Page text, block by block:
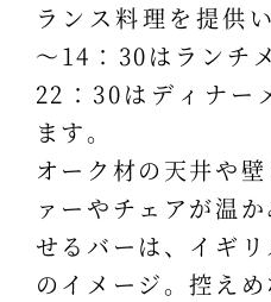
ランス料理を提供
～14：30はランチ
22：30はディナー
ます。
オーク材の天井や
ァーやチェアが温
せるバーは、イギ
のイメージ。控え